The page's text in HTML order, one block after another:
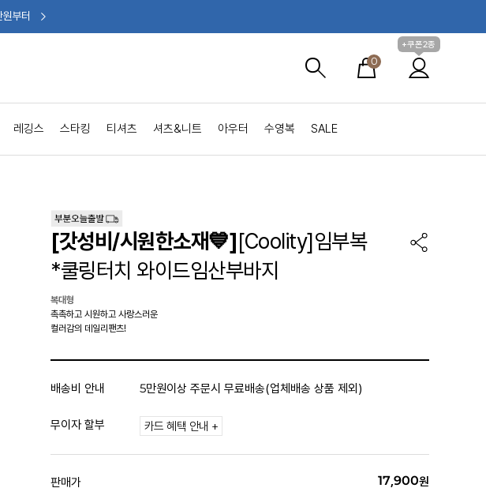
부터
0
+쿠폰2종
레깅스 스타킹 티셔츠 셔츠&니트 아우터 수영복 SALE
[갓성비/시원한소재💙][Coolity]임부복
*쿨링터치 와이드임산부바지
복대형
촉촉하고 시원하고 사랑스러운
컬러감의 데일리팬츠!
배송비 안내 5만원이상 주문시 무료배송(업체배송 상품 제외)
무이자 할부 카드 혜택 안내 +
판매가 17,900원